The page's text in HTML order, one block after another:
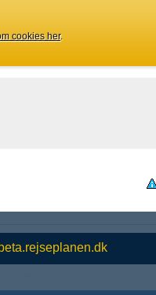
cookies her.
beta.rejseplanen.dk